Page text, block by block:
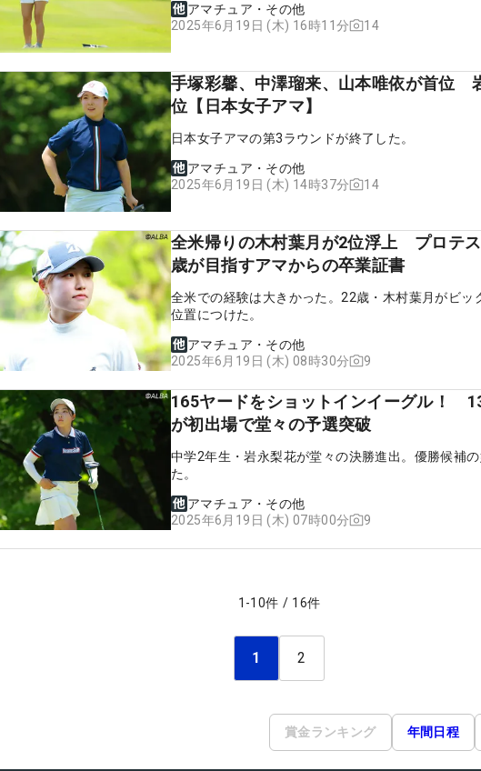
アマチュア・その他
2025年6月19日 (木) 16時11分
14
手塚彩馨、中澤瑠来、山本唯依が首位
位【日本女子アマ】
日本女子アマの第3ラウンドが終了した。
アマチュア・その他
2025年6月19日 (木) 14時37分
14
全米帰りの木村葉月が2位浮上 プロテ
歳が目指すアマからの卒業証書
全米での経験は大きかった。22歳・木村葉月がビッ
位置につけた。
アマチュア・その他
2025年6月19日 (木) 08時30分
9
165ヤードをショットインイーグル！
が初出場で堂々の予選突破
中学2年生・岩永梨花が堂々の決勝進出。優勝候補
た。
アマチュア・その他
2025年6月19日 (木) 07時00分
9
1 -10件 / 16件
1 2
賞金ランキング 年間日程